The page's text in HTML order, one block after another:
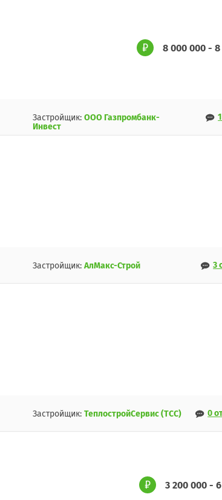
8 000 000 -
Застройщик:ООО Газпромбанк-
Инвест
Застройщик:АлМакс-Строй 3
Застройщик:ТеплостройСервис (ТСС) 0
3 200 000 -